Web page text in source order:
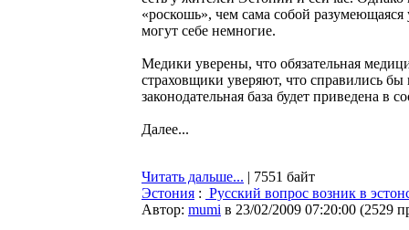
«роскошь», чем сама собой разумеющаяся
могут себе немногие.
Медики уверены, что обязательная
страховщики уверяют, что справились бы
законодательная база будет приведена
Далее...
Читать дальше... | 7551 байт
Эстония : Русский вопрос возник в
Автор: mumi в 23/02/2009 07:20:00 (2529